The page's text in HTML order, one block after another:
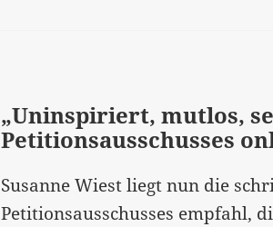
Brief
von
Diana
Aman
„Uninspiriert, mutlos,
Petitionsausschusses
Susanne Wiest liegt nun die
Petitionsausschusses empfahl,